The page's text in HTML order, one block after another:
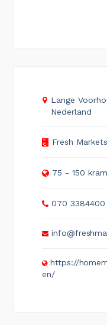
Lange
Nederland
Fresh
75 - 150
070 3384400
https://
en/